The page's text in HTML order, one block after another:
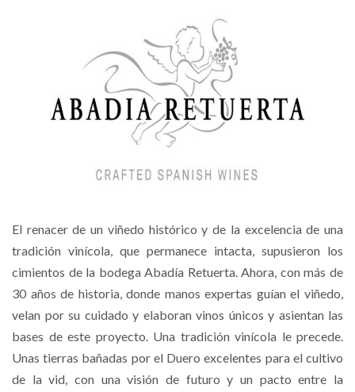
El renacer de un viñedo histórico y de la excelencia de una
tradición vinícola, que permanece intacta, supusieron los
cimientos de la bodega Abadía Retuerta. Ahora, con más de
30 años de historia, donde manos expertas guían el viñedo,
velan por su cuidado y elaboran vinos únicos y asientan las
bases de este proyecto. Una tradición vinícola le precede.
Unas tierras bañadas por el Duero excelentes para el cultivo
de la vid, con una visión de futuro y un pacto entre la